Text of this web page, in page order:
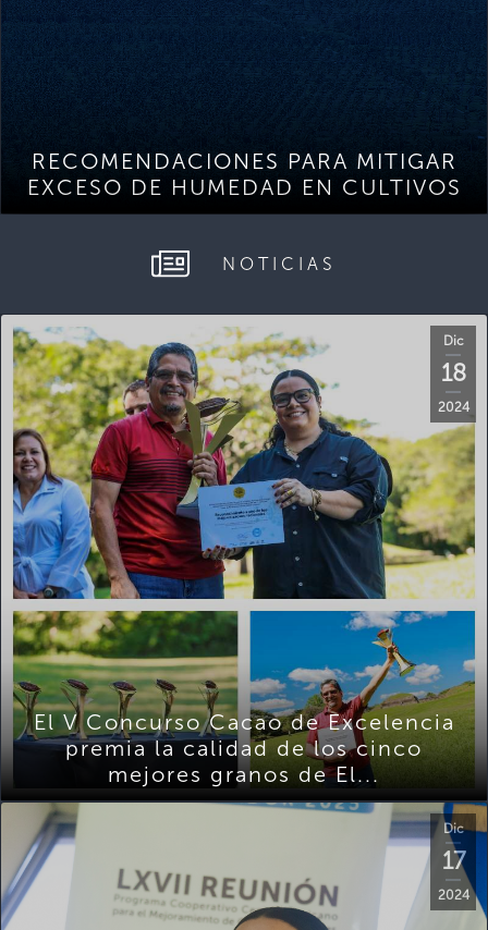
RECOMENDACIONES PARA MITIGAR
EXCESO DE HUMEDAD EN CULTIVOS
NOTICIAS
Dic
18
2024
El V Concurso Cacao de Excelencia
premia la calidad de los cinco
mejores granos de El...
Dic
17
2024